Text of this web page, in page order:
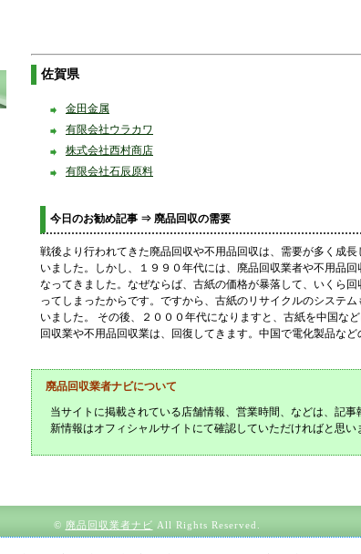
佐賀県
金田金属
有限会社ウラカワ
株式会社西村商店
有限会社石辰原料
今日のお勧め記事 ⇒ 廃品回収の需要
戦後より行われてきた廃品回収や不用品回収は、需要が多く成
いました。しかし、１９９０年代には、廃品回収業者や不用品回
なってきました。なぜならば、古紙の価格が暴落して、いくら
ってしまったからです。ですから、古紙のリサイクルのシステム
いました。 その後、２０００年代になりますと、古紙を中国な
回収業や不用品回収業は、回復してきます。中国で電化製品な
廃品回収業者ナビについて
当サイトに掲載されている店舗情報、営業時間、などは、記
新情報はオフィシャルサイトにて確認していただければと思い
© 廃品回収業者ナビ All Rights Reserved.